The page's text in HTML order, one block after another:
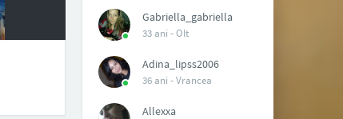
Gabriella_gabriella
33 ani -Olt
Adina_lipss2006
36 ani -Vrancea
Allexxa